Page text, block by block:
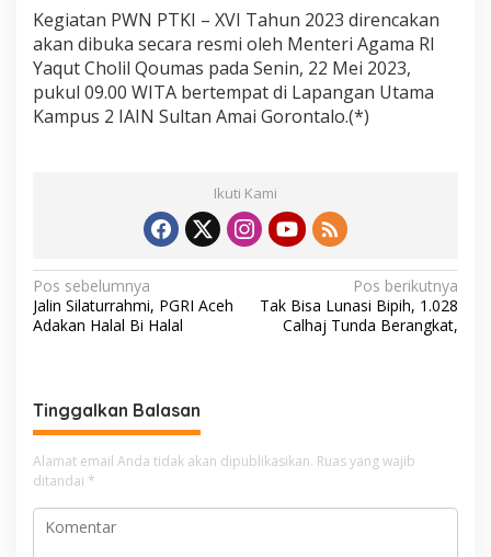
Kegiatan PWN PTKI – XVI Tahun 2023 direncakan
akan dibuka secara resmi oleh Menteri Agama RI
Yaqut Cholil Qoumas pada Senin, 22 Mei 2023,
pukul 09.00 WITA bertempat di Lapangan Utama
Kampus 2 IAIN Sultan Amai Gorontalo.(*)
Ikuti Kami
N
a
g
a
s
i
p
Pos sebelumnya
Jalin Silaturrahmi, PGRI Aceh
Adakan Halal Bi Halal
Pos berikutnya
Tak Bisa Lunasi Bipih, 1.028
Calhaj Tunda Berangkat,
Tinggalkan Balasan
Alamat email Anda tidak akan dipublikasikan. Ruas yang wajib
ditandai *